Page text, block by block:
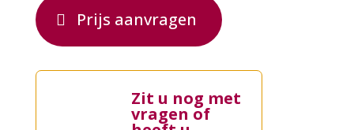
Prijs aanvragen
Zit u nog met
vragen of